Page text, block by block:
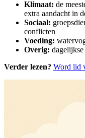
Klimaat: de
extra aandacht in
Sociaal:
conflicten
Voeding:
Overig:
Verder lezen? Word lid